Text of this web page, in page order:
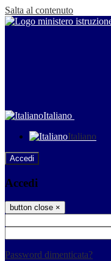
Salta al contenuto
Italiano
Italiano
Accedi
Accedi
button close ×
Password dimenticata?